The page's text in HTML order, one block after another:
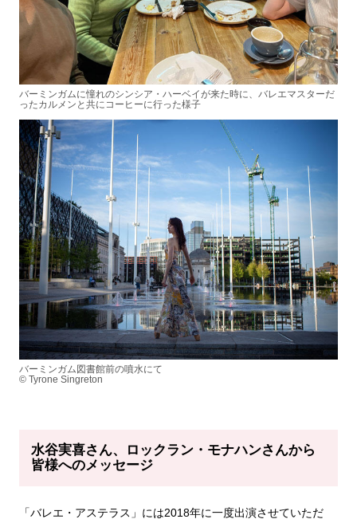
バーミンガムに憧れのシンシア・ハーベイが来た時に、バレエマスターだ
ったカルメンと共にコーヒーに行った様子
バーミンガム図書館前の噴水にて
© Tyrone Singreton
水谷実喜さん、ロックラン・モナハンさんから
皆様へのメッセージ
「バレエ・アステラス」には2018年に一度出演させていただ